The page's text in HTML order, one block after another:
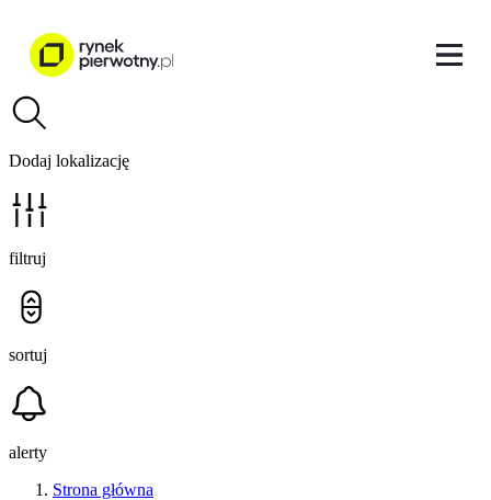
Dodaj lokalizację
filtruj
sortuj
alerty
Strona główna